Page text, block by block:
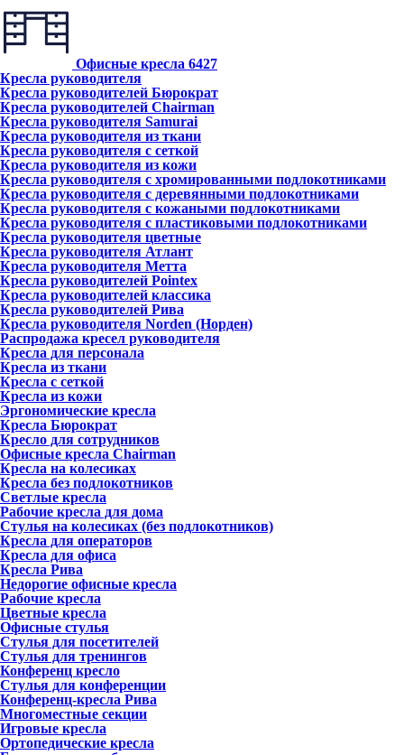
Офисные кресла 6427
Кресла руководителя
Кресла руководителей Бюрократ
Кресла руководителей Chairman
Кресла руководителя Samurai
Кресла руководителя из ткани
Кресла руководителя с сеткой
Кресла руководителя из кожи
Кресла руководителя с хромированными подлокотниками
Кресла руководителя с деревянными подлокотниками
Кресла руководителя с кожаными подлокотниками
Кресла руководителя с пластиковыми подлокотниками
Кресла руководителя цветные
Кресла руководителя Атлант
Кресла рyководителя Метта
Кресла руководителей Pointex
Кресла руководителей классика
Кресла руководителей Рива
Кресла руководителя Norden (Норден)
Распродажа кресел руководителя
Кресла для персонала
Кресла из ткани
Кресла с сеткой
Кресла из кожи
Эргономические кресла
Кресла Бюрократ
Кресло для сотрудников
Офисные кресла Chairman
Кресла на колесиках
Кресла без подлокотников
Светлые кресла
Рабочие кресла для дома
Стулья на колесиках (без подлокотников)
Кресла для операторов
Кресла для офиса
Кресла Рива
Недорогие офисные кресла
Рабочие кресла
Цветные кресла
Офисные стулья
Стулья для посетителей
Стулья для тренингов
Конференц кресло
Стулья для конференции
Конференц-кресла Рива
Многоместные секции
Игровые кресла
Ортопедические кресла